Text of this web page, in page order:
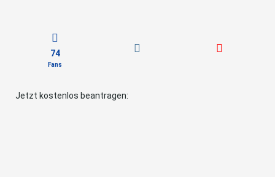
74
Fans
Jetzt kostenlos beantragen: